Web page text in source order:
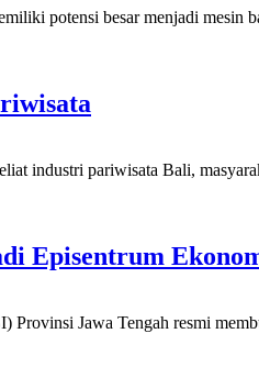
potensi besar menjadi mesin
industri pariwisata Bali,
Episentrum
Jawa Tengah resmi